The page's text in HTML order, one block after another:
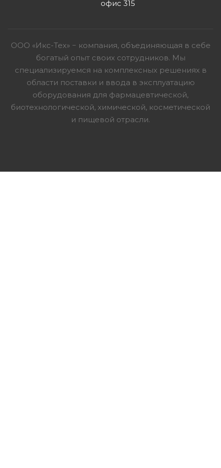
офис 315
ООО «Икс-Тех» − компания, объединяющая в себе
богатый опыт своих сотрудников. Мы
специализируемся на комплексных решениях в
области поставки и ввода в эксплуатацию
оборудования для фармацевтической,
биотехнологической, химической, косметической
и пищевой отрасли.